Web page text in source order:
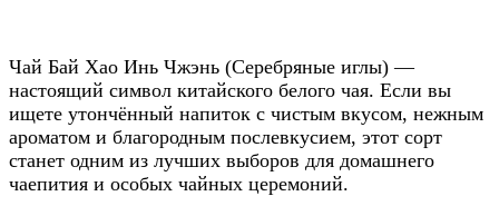
Чай Бай Хао Инь Чжэнь (Серебряные иглы) —
настоящий символ китайского белого чая. Если вы
ищете утончённый напиток с чистым вкусом, нежным
ароматом и благородным послевкусием, этот сорт
станет одним из лучших выборов для домашнего
чаепития и особых чайных церемоний.